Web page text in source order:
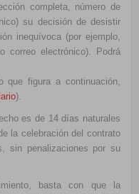
completa, número de
su decisión de desistir
inequívoca (por ejemplo,
correo electrónico). Podrá
que figura a continuación,
).
es de 14 días naturales
la celebración del contrato
sin penalizaciones por su
basta con que la